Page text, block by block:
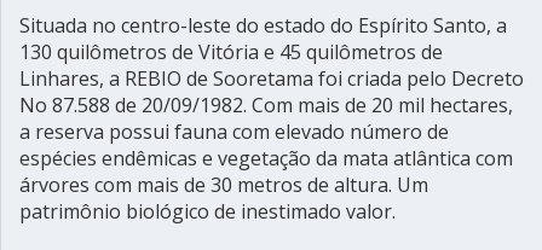
Situada no centro-leste do estado do Espírito Santo, a
130 quilômetros de Vitória e 45 quilômetros de
Linhares, a REBIO de Sooretama foi criada pelo Decreto
No 87.588 de 20/09/1982. Com mais de 20 mil hectares,
a reserva possui fauna com elevado número de
espécies endêmicas e vegetação da mata atlântica com
árvores com mais de 30 metros de altura. Um
patrimônio biológico de inestimado valor.